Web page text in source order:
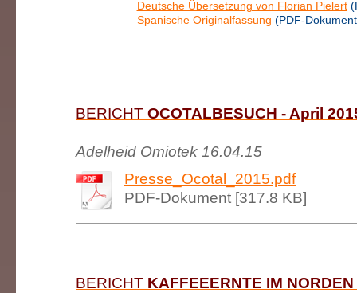
Deutsche Übersetzung von Florian Pielert
Spanische Originalfassung (PDF-
BERICHT OCOTALBESUCH - April
Adelheid Omiotek 16.04.15
Presse_Ocotal_2015.pdf
PDF-Dokument [317.8 KB]
BERICHT KAFFEEERNTE IM